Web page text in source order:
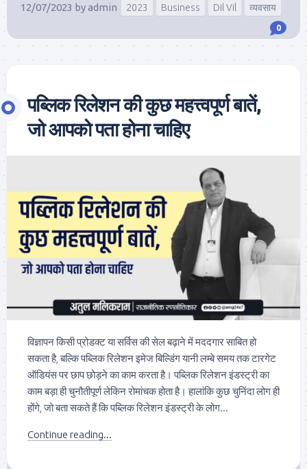
12/07/2023 byadmin 2023 Business Dil Vil व्यवसाय
0
पब्लिक रिलेशन की कुछ महत्त्वपूर्ण बातें,
जो आपको पता होना चाहिए
विज्ञापन किसी प्रोडक्ट या सर्विस की सेल बढ़ाने में मददगार साबित हो
सकता है, बल्कि पब्लिक रिलेशन इमेज बिल्डिंग यानी लम्बे समय तक टारगेट
ऑडियंस पर छाप छोड़ने का काम करता है। पब्लिक रिलेशन इंडस्ट्री का
काम बड़ा ही चुनौतीपूर्ण लेकिन रोमांचक होता है। हालांकि कुछ चुनिंदा लोग ही
होंगे, जो बता सकते हैं कि पब्लिक रिलेशन इंडस्ट्री के लोग...
Continue reading...